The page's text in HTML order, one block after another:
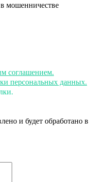
мошенничестве
соглашением.
персональных данных.
и будет обработано в